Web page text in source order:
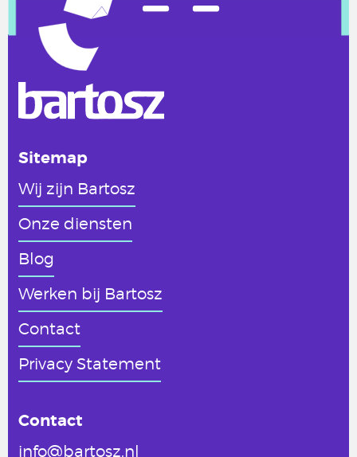
Sitemap
Wij zijn Bartosz
Onze diensten
Blog
Werken bij Bartosz
Contact
Privacy Statement
Contact
info@bartosz.nl